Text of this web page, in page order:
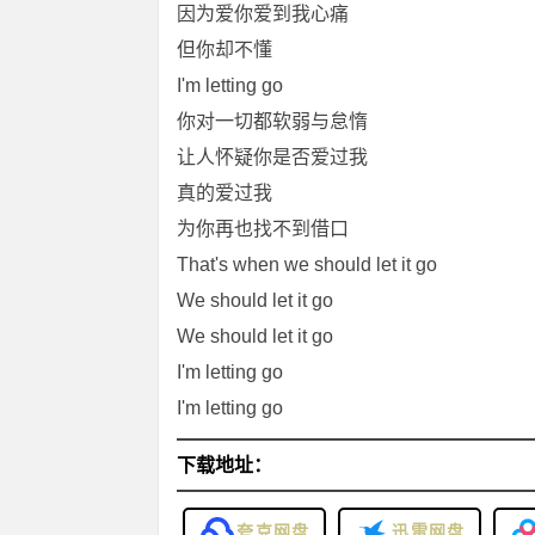
因为爱你爱到我心痛
但你却不懂
I'm letting go
你对一切都软弱与怠惰
让人怀疑你是否爱过我
真的爱过我
为你再也找不到借口
That's when we should let it go
We should let it go
We should let it go
I'm letting go
I'm letting go
下载地址：